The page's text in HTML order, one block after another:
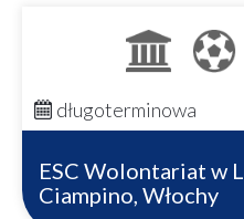
długoterminowa
ESC Wolontariat w
Ciampino, Włochy